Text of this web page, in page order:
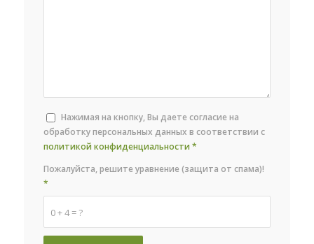
Нажимая на кнопку, Вы даете согласие на
обработку персональных данных в соответствии с
политикой конфиденциальности *
0 + 4 = ?
Пожалуйста, решите уравнение (защита от спама)!
*